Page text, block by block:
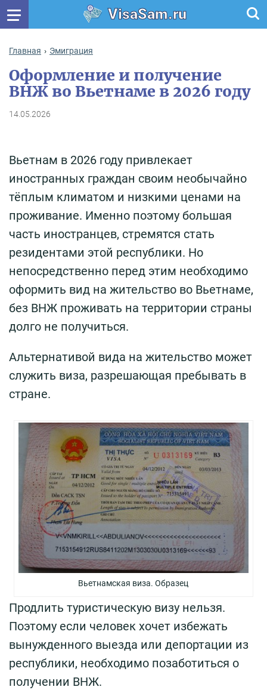
VisaSam.ru
Главная Эмиграция
Оформление и получение
ВНЖ во Вьетнаме в 2026 году
14.05.2026
Вьетнам в 2026 году привлекает
иностранных граждан своим необычайно
тёплым климатом и низкими ценами на
проживание. Именно поэтому большая
часть иностранцев, стремятся стать
резидентами этой республики. Но
непосредственно перед этим необходимо
оформить вид на жительство во Вьетнаме,
без ВНЖ проживать на территории страны
долго не получиться.
Альтернативой вида на жительство может
служить виза, разрешающая пребывать в
стране.
Вьетнамская виза. Образец
Продлить туристическую визу нельзя.
Поэтому если человек хочет избежать
вынужденного выезда или депортации из
республики, необходимо позаботиться о
получении ВНЖ.